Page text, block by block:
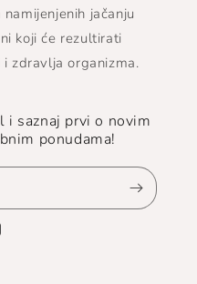
jačanju
koji će rezultirati
zdravlja organizma.
i saznaj prvi o novim
ponudama!